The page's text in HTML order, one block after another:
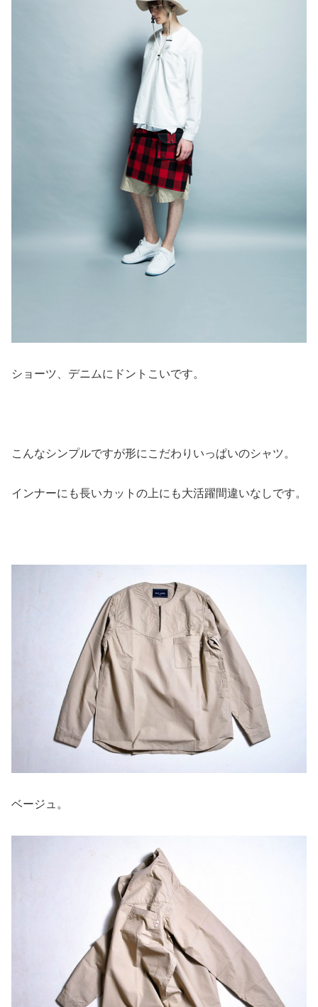
ショーツ、デニムにドントこいです。
こんなシンプルですが形にこだわりいっぱいのシャツ。
インナーにも長いカットの上にも大活躍間違いなしです。
ベージュ。